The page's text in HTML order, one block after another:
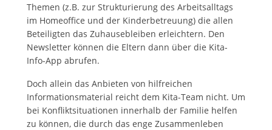
Themen (z.B. zur Strukturierung des Arbeitsalltags
im Homeoffice und der Kinderbetreuung) die allen
Beteiligten das Zuhausebleiben erleichtern. Den
Newsletter können die Eltern dann über die Kita-
Info-App abrufen.
Doch allein das Anbieten von hilfreichen
Informationsmaterial reicht dem Kita-Team nicht. Um
bei Konfliktsituationen innerhalb der Familie helfen
zu können, die durch das enge Zusammenleben